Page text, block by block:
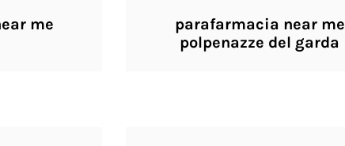
me
parafarmacia near me
polpenazze del garda